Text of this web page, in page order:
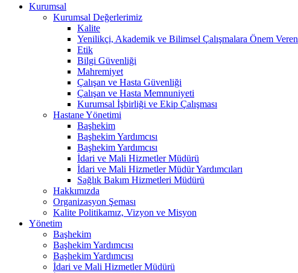
Kurumsal
Kurumsal Değerlerimiz
Kalite
Yenilikçi, Akademik ve Bilimsel Çalışmalara Önem Veren
Etik
Bilgi Güvenliği
Mahremiyet
Çalışan ve Hasta Güvenliği
Çalışan ve Hasta Memnuniyeti
Kurumsal İşbirliği ve Ekip Çalışması
Hastane Yönetimi
Başhekim
Başhekim Yardımcısı
Başhekim Yardımcısı
İdari ve Mali Hizmetler Müdürü
İdari ve Mali Hizmetler Müdür Yardımcıları
Sağlık Bakım Hizmetleri Müdürü
Hakkımızda
Organizasyon Şeması
Kalite Politikamız, Vizyon ve Misyon
Yönetim
Başhekim
Başhekim Yardımcısı
Başhekim Yardımcısı
İdari ve Mali Hizmetler Müdürü